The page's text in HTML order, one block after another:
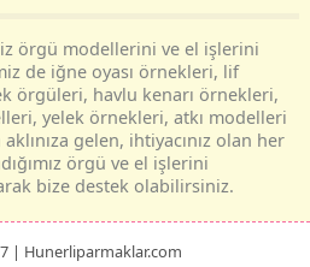
örgü modellerini ve el işlerini
de iğne oyası örnekleri, lif
örgüleri, havlu kenarı örnekleri,
yelek örnekleri, atkı modelleri
gelen, ihtiyacınız olan her
örgü ve el işlerini
bize destek olabilirsiniz.
| Hunerliparmaklar.com